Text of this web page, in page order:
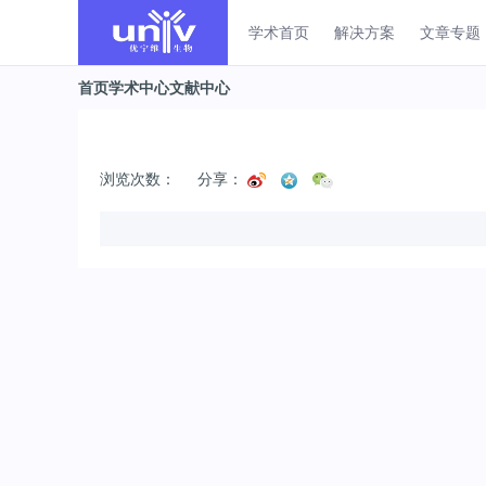
学术首页 解决方案 文章专题
首页学术中心文献中心
浏览次数： 分享：